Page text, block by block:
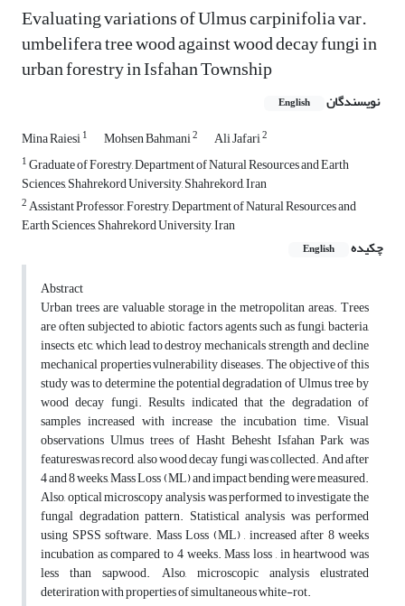
Evaluating variations of Ulmus carpinifolia var.
umbelifera tree wood against wood decay fungi in
urban forestry in Isfahan Township
نویسندگان English
Mina Raiesi1 Mohsen Bahmani2 Ali Jafari2
1Graduate of Forestry, Department of Natural Resources and Earth
Sciences, Shahrekord University, Shahrekord, Iran
2Assistant Professor, Forestry, Department of Natural Resources and
Earth Sciences, Shahrekord University, Iran
چکیده
English
Abstract
Urban trees are valuable storage in the metropolitan areas. Trees
are often subjected to abiotic factors agents such as fungi, bacteria,
insects, etc, which lead to destroy mechanicals strength and decline
mechanical properties vulnerability diseases. The objective of this
study was to determine the potential degradation of Ulmus tree by
wood decay fungi. Results indicated that the degradation of
samples increased with increase the incubation time. Visual
observations Ulmus trees of Hasht Behesht Isfahan Park was
featureswas record, also wood decay fungi was collected. And after
4 and 8 weeks, Mass Loss (ML) and impact bending were measured.
Also, optical microscopy analysis was performed to investigate the
fungal degradation pattern. Statistical analysis was performed
using SPSS software. Mass Loss (ML) , increased after 8 weeks
incubation as compared to 4 weeks. Mass loss , in heartwood was
less than sapwood. Also, microscopic analysis elustrated
deteriration with properties of simultaneous white-rot.